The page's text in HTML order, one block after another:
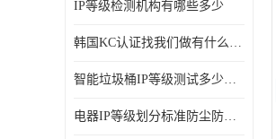
IP等级检测机构有哪些多少
韩国KC认证找我们做有什么优势
智能垃圾桶IP等级测试多少钱要多久时间
电器IP等级划分标准防尘防尘IP等级测试报告